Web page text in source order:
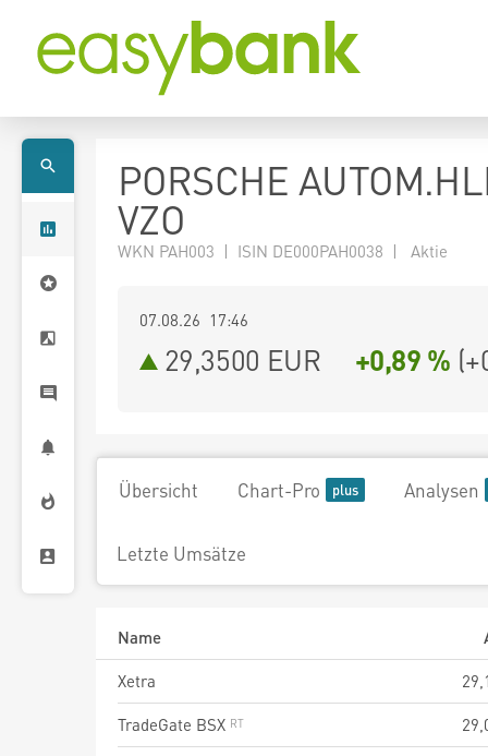
PORSCHE
VZO
WKN PAH003 | ISIN DE000PAH0038 | Aktie
07.08.26 17:46
29,3500 EUR +0,89 % (
Übersicht Chart-Pro Analysen
Letzte Umsätze
Name
Xetra
TradeGate BSX